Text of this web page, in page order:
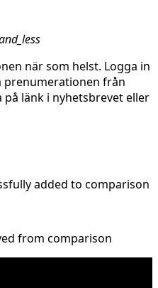
när som helst. Logga in
prenumerationen från
länk i nyhetsbrevet eller
added to comparison
from comparison